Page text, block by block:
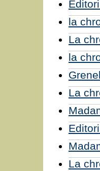
la
La
la
La
La